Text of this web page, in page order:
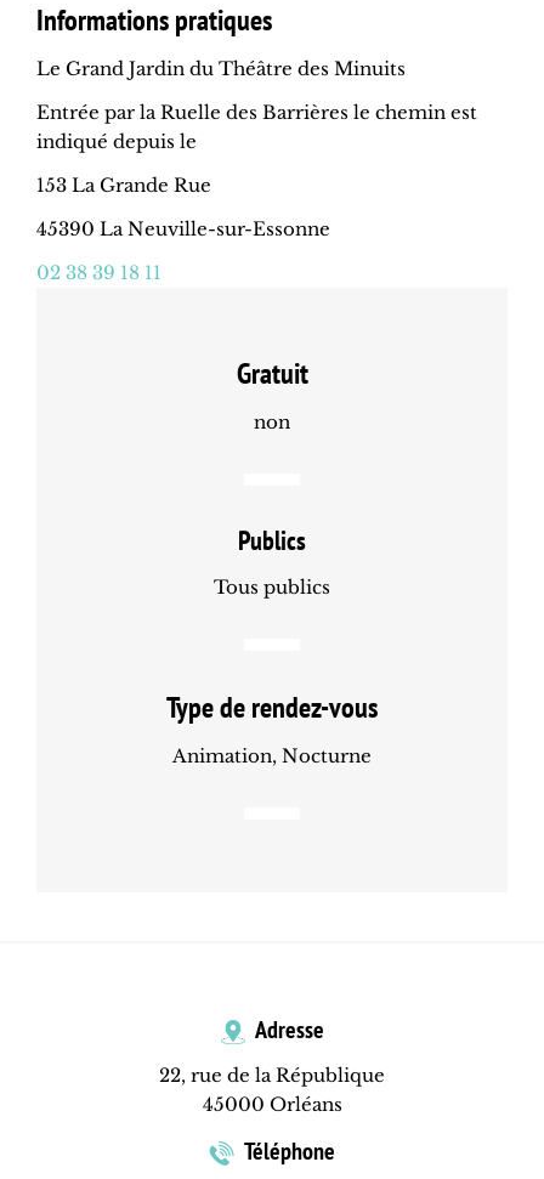
Informations pratiques
Le Grand Jardin du Théâtre des Minuits
Entrée par la Ruelle des Barrières le chemin est
indiqué depuis le
153 La Grande Rue
45390 La Neuville-sur-Essonne
02 38 39 18 11
Gratuit
non
Publics
Tous publics
Type de rendez-vous
Animation, Nocturne
Adresse
22, rue de la République
45000 Orléans
Téléphone